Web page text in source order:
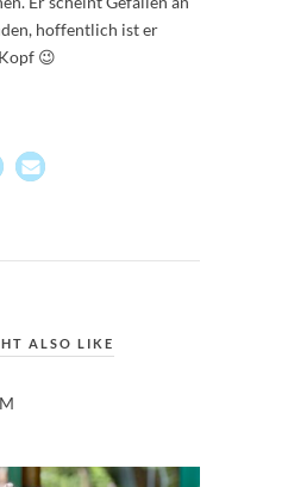
hoffentlich ist er
😉
ALSO LIKE